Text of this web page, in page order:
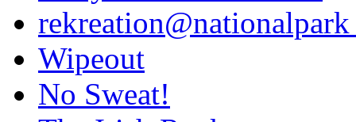
rekreation@nationalpark
Wipeout
No Sweat!